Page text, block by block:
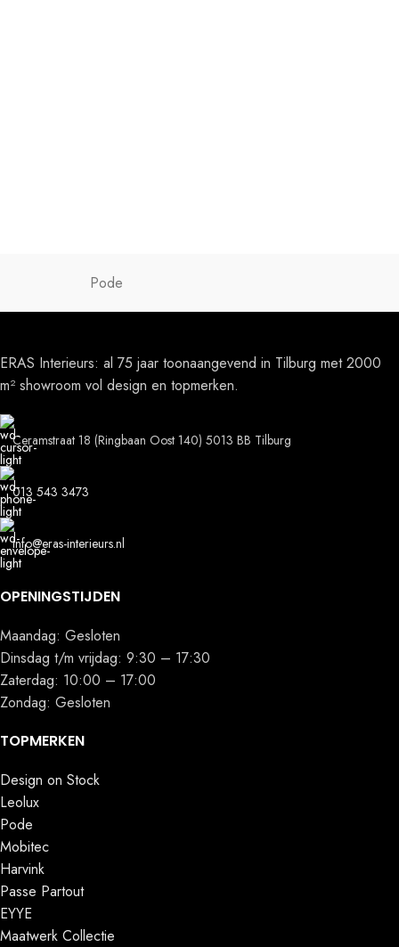
Pode
ERAS Interieurs: al 75 jaar toonaangevend in Tilburg met 2000
m² showroom vol design en topmerken.
Ceramstraat 18 (Ringbaan Oost 140) 5013 BB Tilburg
013 543 3473
info@eras-interieurs.nl
OPENINGSTIJDEN
Maandag: Gesloten
Dinsdag t/m vrijdag: 9:30 – 17:30
Zaterdag: 10:00 – 17:00
Zondag: Gesloten
TOPMERKEN
Design on Stock
Leolux
Pode
Mobitec
Harvink
Passe Partout
EYYE
Maatwerk Collectie